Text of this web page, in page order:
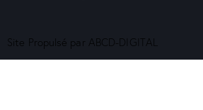
Site Propulsé par ABCD-DIGITAL